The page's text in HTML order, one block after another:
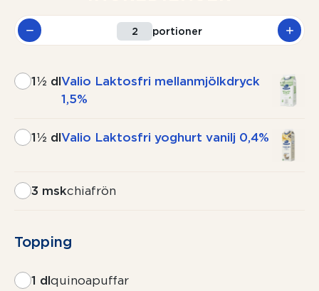
portioner
1½ dlValio Laktosfri mellanmjölkdryck
1,5%
1½ dlValio Laktosfri yoghurt vanilj 0,4%
3 mskchiafrön
Topping
1 dlquinoapuffar